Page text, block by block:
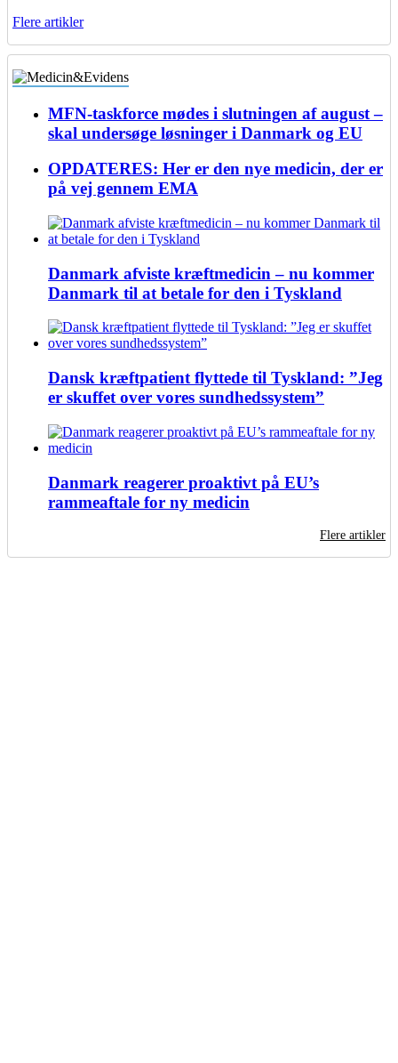
Flere artikler
MFN-taskforce mødes i slutningen af august –
skal undersøge løsninger i Danmark og EU
OPDATERES: Her er den nye medicin, der er
på vej gennem EMA
Danmark afviste kræftmedicin – nu kommer
Danmark til at betale for den i Tyskland
Dansk kræftpatient flyttede til Tyskland: ”Jeg
er skuffet over vores sundhedssystem”
Danmark reagerer proaktivt på EU’s
rammeaftale for ny medicin
Flere artikler